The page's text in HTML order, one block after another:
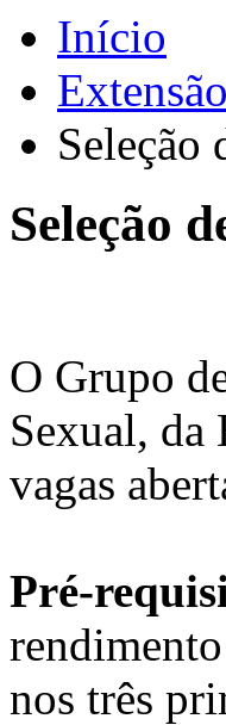
Início
Extensão
Seleção
Seleção
O Grupo
Sexual, da
vagas
Pré-
nos três